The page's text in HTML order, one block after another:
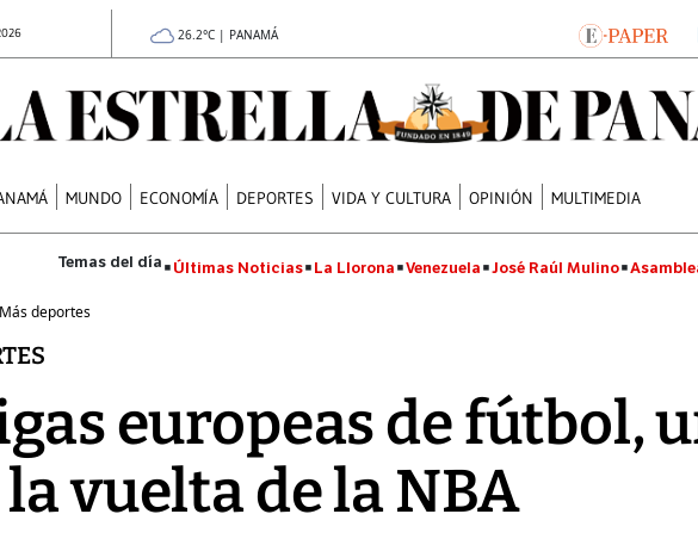
26.2°C | PANAMÁ
MUNDO ECONOMÍA DEPORTES VIDA Y CULTURA OPINIÓN MULTIMEDIA
Últimas Noticias La Llorona Venezuela José Raúl Mulino
Más deportes
europeas de fútbol,
vuelta de la NBA